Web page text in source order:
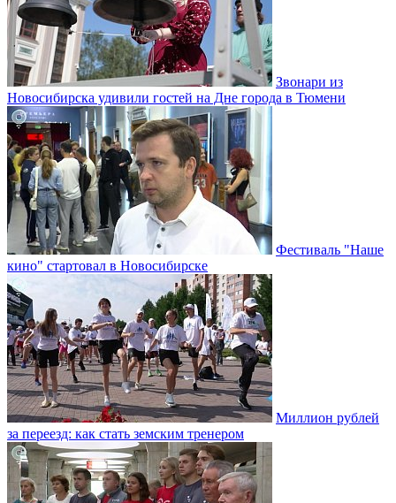
Звонари из
Новосибирска удивили гостей на Дне города в Тюмени
Фестиваль "Наше
кино" стартовал в Новосибирске
Миллион рублей
за переезд: как стать земским тренером